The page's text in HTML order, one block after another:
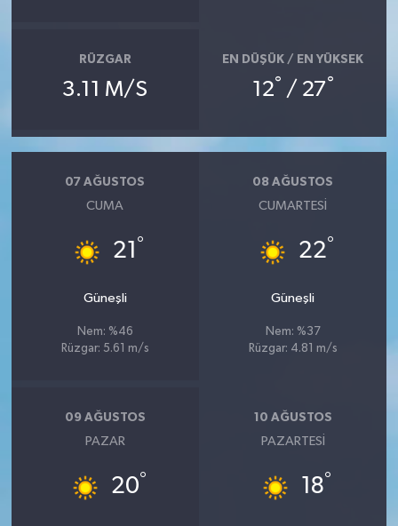
RÜZGAR
3.11 M/S
EN DÜŞÜK / EN YÜKSEK
12° / 27°
07 AĞUSTOS
CUMA
21 °
Güneşli
Nem: %46
Rüzgar: 5.61 m/s
08 AĞUSTOS
CUMARTESI
22°
Güneşli
Nem: %37
Rüzgar: 4.81 m/s
09 AĞUSTOS
PAZAR
20°
10 AĞUSTOS
PAZARTESI
18°